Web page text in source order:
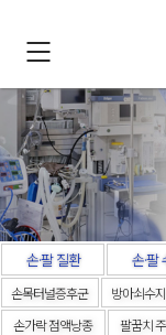
손·팔 질환 손·팔
손목터널증후군 방아쇠수
손가락 점액낭종​
팔꿈치